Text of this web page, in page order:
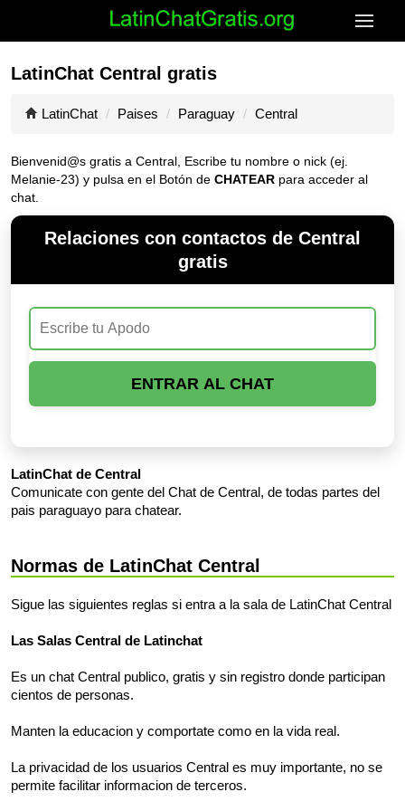
LatinChat Central gratis
LatinChat Paises Paraguay Central
Bienvenid@s gratis a Central, Escribe tu nombre o nick (ej.
Melanie-23) y pulsa en el Botón de CHATEAR para acceder al
chat.
Relaciones con contactos de Central
gratis
ENTRAR AL CHAT
LatinChat de Central
Comunicate con gente del Chat de Central, de todas partes del
pais paraguayo para chatear.
Normas de LatinChat Central
Sigue las siguientes reglas si entra a la sala de LatinChat Central
Las Salas Central de Latinchat
Es un chat Central publico, gratis y sin registro donde participan
cientos de personas.
Manten la educacion y comportate como en la vida real.
La privacidad de los usuarios Central es muy importante, no se
permite facilitar informacion de terceros.